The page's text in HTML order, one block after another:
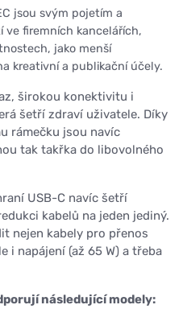
jsou svým pojetím a
ve firemních kancelářích,
jako menší
kreativní a publikační účely.
širokou konektivitu i
šetří zdraví uživatele. Díky
rámečku jsou navíc
tak takřka do libovolného
USB-C navíc šetří
kabelů na jeden jediný.
nejen kabely pro přenos
i napájení (až 65 W) a třeba
následující modely: